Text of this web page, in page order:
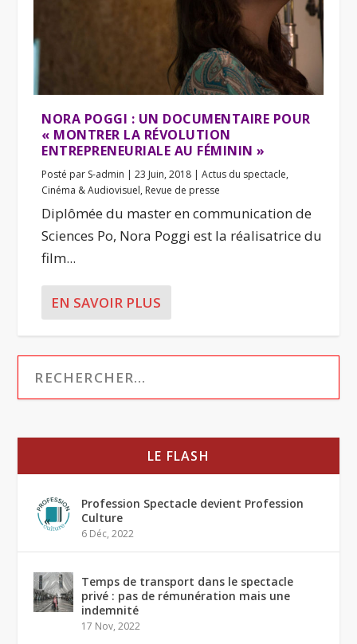
NORA POGGI : UN DOCUMENTAIRE POUR
« MONTRER LA RÉVOLUTION
ENTREPRENEURIALE AU FÉMININ »
Posté par S-admin |23 Juin, 2018 |Actus du spectacle,
Cinéma & Audiovisuel, Revue de presse
Diplômée du master en communication de
Sciences Po, Nora Poggi est la réalisatrice du
film...
EN SAVOIR PLUS
LE FLASH
Profession Spectacle devient Profession
Culture
6 Déc, 2022
Temps de transport dans le spectacle
privé : pas de rémunération mais une
indemnité
17 Nov, 2022